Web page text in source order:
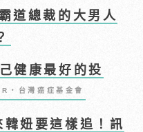
道總裁的大男人
健康最好的投
・台灣癌症基金會
妞要這樣追！訊